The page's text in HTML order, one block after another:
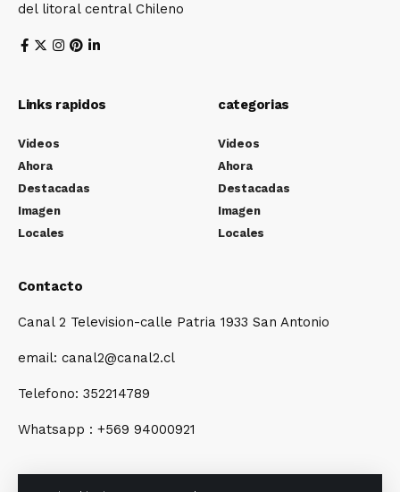
del litoral central Chileno
Links rapidos
Videos
Ahora
Destacadas
Imagen
Locales
categorias
Videos
Ahora
Destacadas
Imagen
Locales
Contacto
Canal 2 Television-calle Patria 1933 San Antonio
email: canal2@canal2.cl
Telefono: 352214789
Whatsapp : +569 94000921